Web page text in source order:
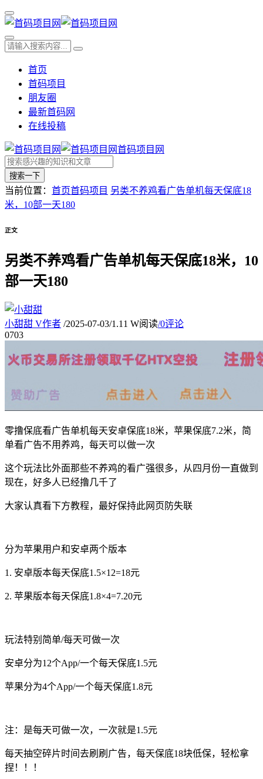
首页
首码项目
朋友圈
最新首码网
在线投稿
首码项目网
搜索一下
当前位置： 首页首码项目 另类不养鸡看广告单机每天保底18
米，10部一天180
正文
另类不养鸡看广告单机每天保底18米，10
部一天180
小甜甜 V作者 /2025-07-03/1.11 W阅读/0评论
0703
零撸保底看广告单机每天安卓保底18米，苹果保底7.2米，简
单看广告不用养鸡，每天可以做一次
这个玩法比外面那些不养鸡的看广强很多，从四月份一直做到
现在，好多人已经撸几千了
大家认真看下方教程，最好保持此网页防失联
分为苹果用户和安卓两个版本
1. 安卓版本每天保底1.5×12=18元
2. 苹果版本每天保底1.8×4=7.20元
玩法特别简单/每天可做一次
安卓分为12个App/一个每天保底1.5元
苹果分为4个App/一个每天保底1.8元
注：是每天可做一次，一次就是1.5元
每天抽空碎片时间去刷刷广告，每天保底18块低保，轻松拿
捏！！！